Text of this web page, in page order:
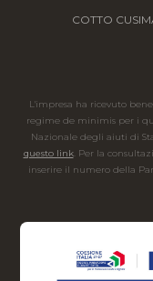
COTTO
L'impresa ha ricevuto
regime de minimis per i
Nazionale degli aiuti di
questo link. Per la
inserire il numero della